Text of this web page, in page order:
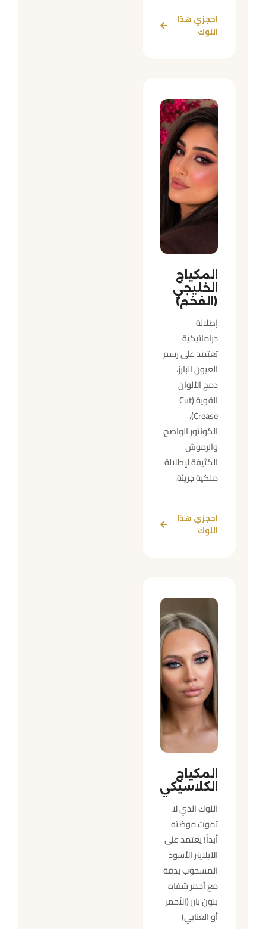
احجزي هذا
اللوك
المكياج
الخليجي
(الفخم)
إطلالة
دراماتيكية
تعتمد على رسم
العيون البارز،
دمج الألوان
القوية (Cut
Crease)،
الكونتور الواضح،
والرموش
الكثيفة لإطلالة
ملكية جريئة.
احجزي هذا
اللوك
المكياج
الكلاسيكي
اللوك الذي لا
تموت موضته
أبداً! يعتمد على
الآيلاينر الأسود
المسحوب بدقة
مع أحمر شفاه
بلون بارز (الأحمر
أو العنابي)